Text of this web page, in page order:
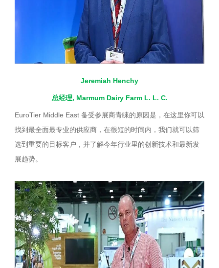
Jeremiah Henchy
总经理, Marmum Dairy Farm L. L. C.
EuroTier Middle East 备受参展商青睐的原因是，在这里你可以
找到最全面最专业的供应商，在很短的时间内，我们就可以筛
选到重要的目标客户，并了解今年行业里的创新技术和最新发
展趋势。